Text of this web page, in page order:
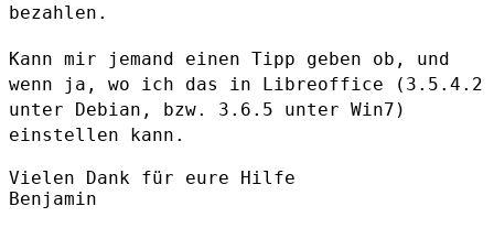
bezahlen.
Kann mir jemand einen Tipp geben ob, und
wenn ja, wo ich das in Libreoffice (3.5.4.2
unter Debian, bzw. 3.6.5 unter Win7)
einstellen kann.
Vielen Dank für eure Hilfe
Benjamin